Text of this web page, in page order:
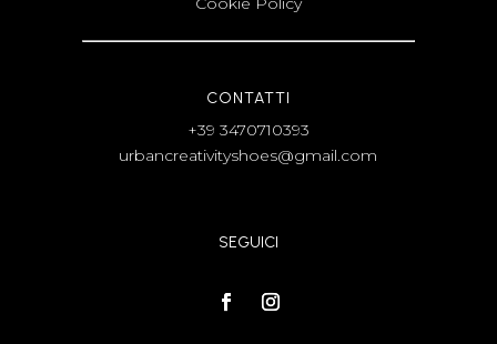
CONTATTI
+39 3470710393
urbancreativityshoes@gmail.com
SEGUICI